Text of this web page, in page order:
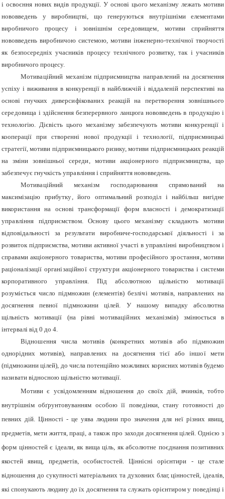
і освоєння нових видів продукції. У основі цього механізму лежать мотиви
нововведень у виробництві, що генеруються внутрішніми елементами
виробничого процесу і зовнішнімсередовищем, мотиви сприйняття
нововведень виробничою системою, мотиви інженерно-технічної творчості
як безпосередніх учасників процесу технічного розвитку, так і учасників
виробничого процесу.
Мотиваційний механізм підприємництва направлений на досягнення
успіху і виживання в конкуренції в найближчій і віддаленій перспективі на
основі гнучких диверсифікованихреакцій на перетворення зовнішнього
середовища і здійснення безперервного ланцюга нововведень в продукцію і
технологію. Дієвість цього механізму забезпечують мотиви конкуренції і
кооперації при створенні нової продукції і технології, підприємницькі
стратегії, мотиви підприємницького ризику, мотиви підприємницьких реакцій
на зміни зовнішньої середи, мотиви акціонерного підприємництва, що
забезпечує гнучкість управління і сприйняття нововведень.
Мотиваційний механізм господарювання спрямований на
максимізацію прибутку, його оптимальний розподіл і найбільш вигідне
використання на основі трансформації форм власності і демократизації
управління підприємством. Основу цього механізмускладають мотиви
відповідальності за результати виробниче-господарської діяльності і за
розвиток підприємства, мотиви активної участі в управлінні виробництвом і
справами акціонерного товариства, мотиви професійногозростання, мотиви
раціоналізації організаційної структуриакціонерного товариства і системи
корпоративного управління. Під абсолютною щільністю мотивації
розуміється число підмножин (елементів) безлічі мотивів, направлених на
досягнення певної підмножини цілей. У нашому випадку абсолютна
щільність мотивації (на рівнімотиваційнихмеханізмів) змінюється в
інтервалі від 0 до 4.
Відношення числа мотивів (конкретних мотивівабо підмножин
однорідних мотивів), направлених на досягнення тієї або іншоїмети
(підмножини цілей), до числа потенційно можливих корисних мотивівбудемо
називати відносною щільністю мотивації.
Мотиви є усвідомленням відношення до своїх дій, вчинків, тобто
внутрішнім обґрунтовуванням особою її поведінки, стану готовності до
певних дій. Цінності - це уява людини про значення для неї різних явищ,
предметів, мети життя, праці, а також про заходи досягнення цілей. Однією з
форм цінностей є ідеали, як вища ціль, як абсолютне поєднання позитивних
якостей явищ, предметів, особистостей. Ціннісні орієнтири - це стале
відношення до сукупності матеріальних та духовних благ, цінностей, ідеалів,
які спонукають людину до їх досягнення та служать орієнтиром у поведінці і